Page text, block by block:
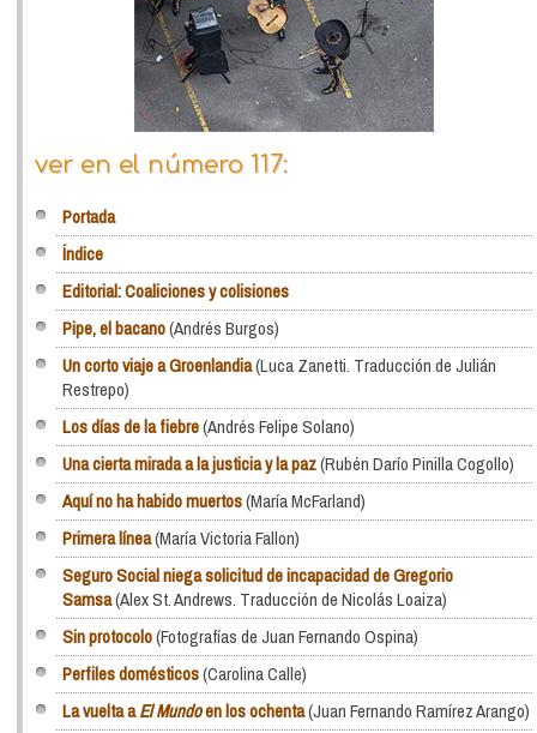
ver en el número 117:
Portada
Índice
Editorial: Coaliciones y colisiones
Pipe, el bacano(Andrés Burgos)
Un corto viaje a Groenlandia(Luca Zanetti. Traducción de Julián
Restrepo)
Los días de la fiebre(Andrés Felipe Solano)
Una cierta mirada a la justicia y la paz(Rubén Darío Pinilla Cogollo)
Aquí no ha habido muertos(María McFarland)
Primera línea(María Victoria Fallon)
Seguro Social niega solicitud de incapacidad de Gregorio
Samsa(Alex St. Andrews. Traducción de Nicolás Loaiza)
Sin protocolo(Fotografías de Juan Fernando Ospina)
Perfiles domésticos(Carolina Calle)
La vuelta aEl Mundoen los ochenta(Juan Fernando Ramírez Arango)